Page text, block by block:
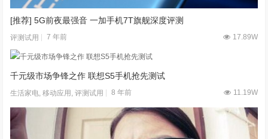
[推荐] 5G前夜最强音 一加手机7T旗舰深度评测
评测试用 7 年前 17.89W
千元级市场争锋之作 联想S5手机抢先测试
生活家电 ,移动应用 ,评测试用 8 年前 11.19W